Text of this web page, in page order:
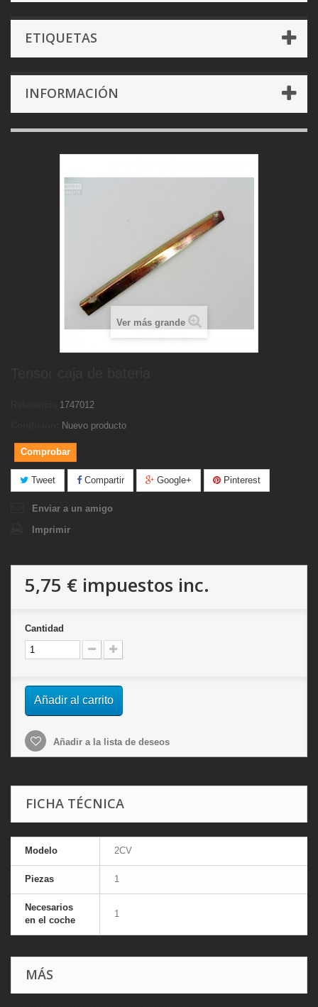
ETIQUETAS
INFORMACIÓN
Ver más grande
1747012
Nuevo producto
Comprobar
Tweet Compartir Google+ Pinterest
Enviar a un amigo
Imprimir
5,75 € impuestos inc.
Cantidad
Añadir al carrito
Añadir a la lista de deseos
FICHA TÉCNICA
Modelo 2CV
Piezas 1
Necesarios
en el coche
1
MÁS